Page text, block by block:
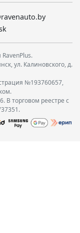
RavenPlus.
ул. Калиновского, д.
№193760657,
В торговом реестре с